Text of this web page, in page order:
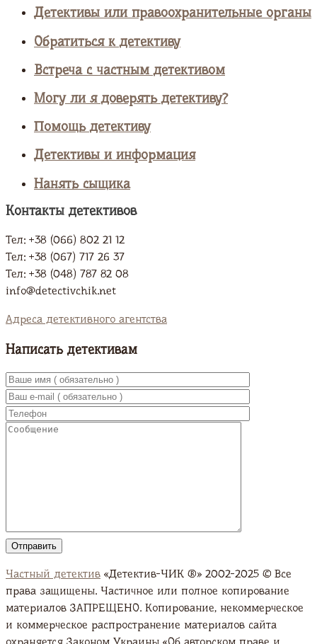
Детективы или правоохранительные органы
Обратиться к детективу
Встреча с частным детективом
Могу ли я доверять детективу?
Помощь детективу
Детективы и информация
Нанять сыщика
Контакты детективов
Тел: +38 (066) 802 21 12
Тел: +38 (067) 717 26 37
Тел: +38 (048) 787 82 08
info@detectivchik.net
Адреса детективного агентства
Написать детективам
Частный детектив «Детектив-ЧИК ®» 2002-2025 © Все
права защищены. Частичное или полное копирование
материалов ЗАПРЕЩЕНО. Копирование, некоммерческое
и коммерческое распространение материалов сайта